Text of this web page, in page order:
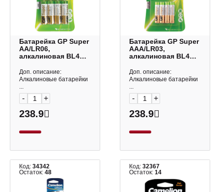
Батарейка GP Super
AA/LR06,
алкалиновая BL4
Доп. описание:
Алкалиновые батарейки
...
- +
238.9
Батарейка GP Super
AAA/LR03,
алкалиновая BL4
Доп. описание:
Алкалиновые батарейки
...
- +
238.9
Код: 34342
Остаток: 48
Код:32367
Остаток:14